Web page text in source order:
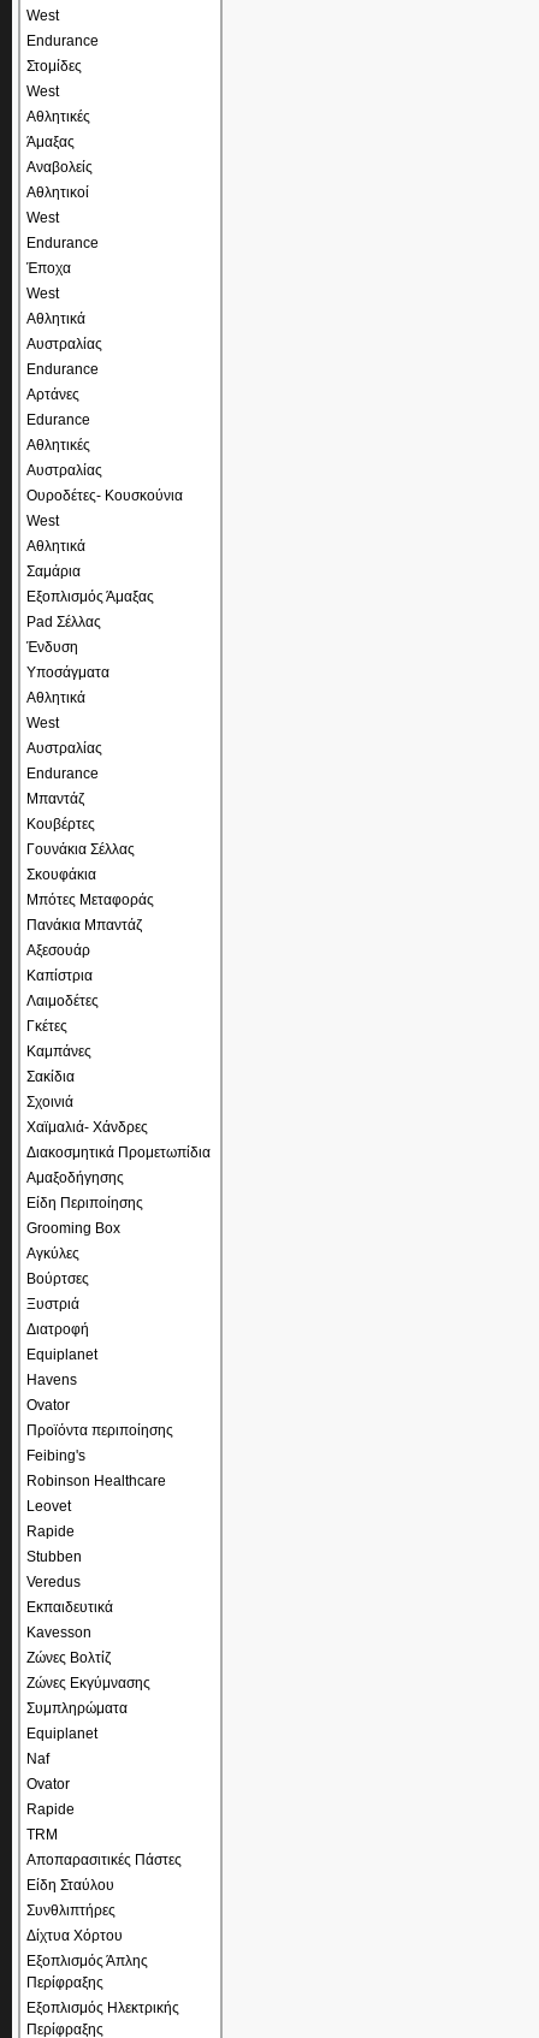
West
Endurance
Στομίδες
West
Αθλητικές
Άμαξας
Αναβολείς
Αθλητικοί
West
Endurance
Έποχα
West
Αθλητικά
Αυστραλίας
Endurance
Αρτάνες
Edurance
Αθλητικές
Αυστραλίας
Ουροδέτες- Κουσκούνια
West
Αθλητικά
Σαμάρια
Εξοπλισμός Άμαξας
Pad Σέλλας
Ένδυση
Υποσάγματα
Αθλητικά
West
Αυστραλίας
Endurance
Μπαντάζ
Κουβέρτες
Γουνάκια Σέλλας
Σκουφάκια
Μπότες Μεταφοράς
Πανάκια Μπαντάζ
Αξεσουάρ
Καπίστρια
Λαιμοδέτες
Γκέτες
Καμπάνες
Σακίδια
Σχοινιά
Χαϊμαλιά- Χάνδρες
Διακοσμητικά Προμετωπίδια
Αμαξοδήγησης
Είδη Περιποίησης
Grooming Box
Αγκύλες
Βούρτσες
Ξυστριά
Διατροφή
Equiplanet
Havens
Ovator
Προϊόντα περιποίησης
Feibing's
Robinson Healthcare
Leovet
Rapide
Stubben
Veredus
Εκπαιδευτικά
Kavesson
Ζώνες Βολτίζ
Ζώνες Εκγύμνασης
Συμπληρώματα
Equiplanet
Naf
Ovator
Rapide
TRM
Αποπαρασιτικές Πάστες
Είδη Σταύλου
Συνθλιπτήρες
Δίχτυα Χόρτου
Εξοπλισμός Άπλης
Περίφραξης
Εξοπλισμός Ηλεκτρικής
Περίφραξης